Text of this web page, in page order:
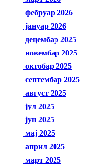
фебруар 2026
јануар 2026
децембар 2025
новембар 2025
октобар 2025
септембар 2025
август 2025
јул 2025
јун 2025
мај 2025
април 2025
март 2025